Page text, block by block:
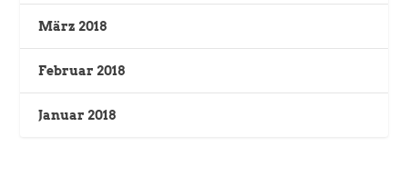
März 2018
Februar 2018
Januar 2018